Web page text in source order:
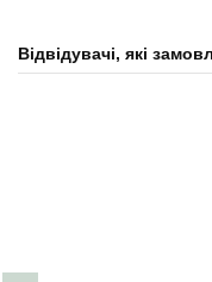
Відвідувачі, які